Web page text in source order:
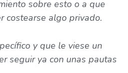
sobre esto o a que
costearse algo privado.
y que le viese un
seguir ya con unas pautas